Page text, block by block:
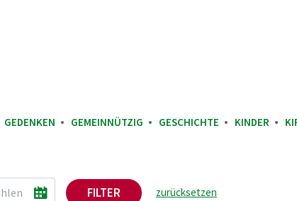
GEDENKEN GEMEINNÜTZIG GESCHICHTE KINDER
FILTER zurücksetzen